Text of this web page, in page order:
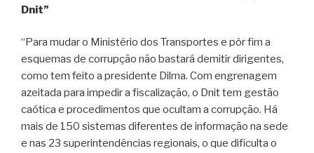
Dnit”
“Para mudar o Ministério dos Transportes e pôr fim a
esquemas de corrupção não bastará demitir dirigentes,
como tem feito a presidente Dilma. Com engrenagem
azeitada para impedir a fiscalização, o Dnit tem gestão
caótica e procedimentos que ocultam a corrupção. Há
mais de 150 sistemas diferentes de informação na sede
e nas 23 superintendências regionais, o que dificulta o